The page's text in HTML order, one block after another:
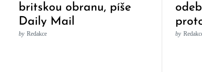
britskou obranu, píše
Daily Mail
by Redakce by